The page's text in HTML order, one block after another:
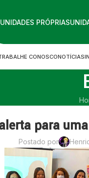
UNIDADES PRÓPRIAS
CONOSCONOTÍCIAS
para
Postado por